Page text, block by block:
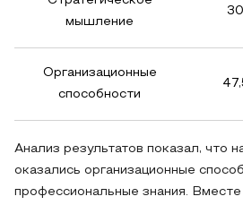
мышление
30
Организационные
способности
Анализ результатов показал, что
оказались организационные
профессиональные знания. Вместе